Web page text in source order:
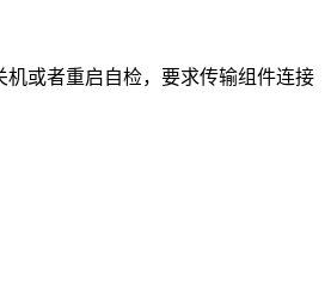
或者重启自检，要求传输组件连接